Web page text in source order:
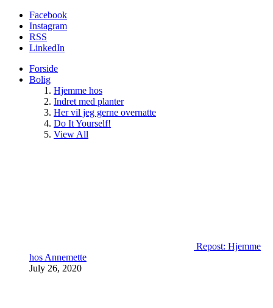
Facebook
Instagram
RSS
LinkedIn
Forside
Bolig
Hjemme hos
Indret med planter
Her vil jeg gerne overnatte
Do It Yourself!
View All
Repost: Hjemme
hos Annemette
July 26, 2020